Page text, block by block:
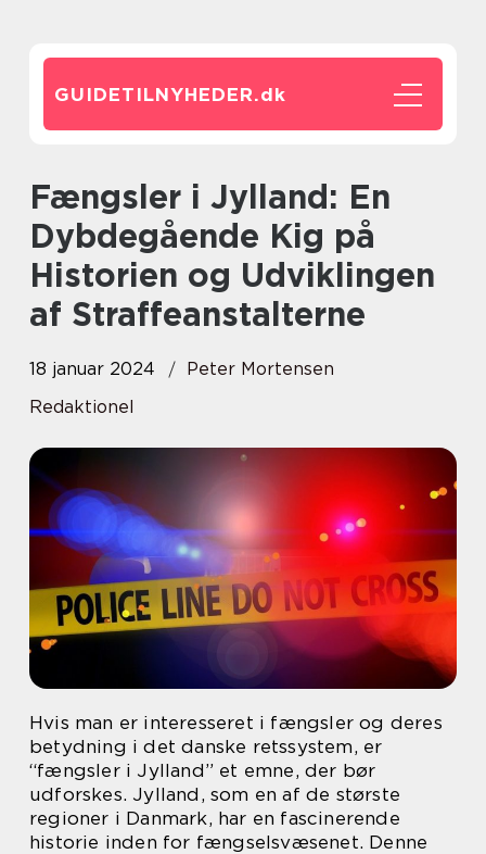
GUIDETILNYHEDER.dk
Fængsler i Jylland: En
Dybdegående Kig på
Historien og Udviklingen
af Straffeanstalterne
18 januar 2024
Peter Mortensen
Redaktionel
Hvis man er interesseret i fængsler og deres
betydning i det danske retssystem, er
“fængsler i Jylland” et emne, der bør
udforskes. Jylland, som en af de største
regioner i Danmark, har en fascinerende
historie inden for fængselsvæsenet. Denne